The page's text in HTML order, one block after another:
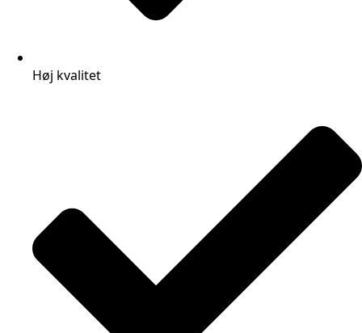
Høj kvalitet